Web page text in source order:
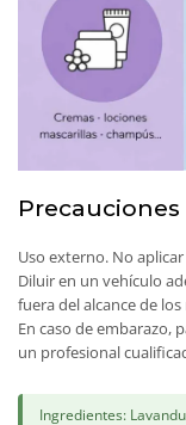
Precauciones
Uso externo. No
Diluir en un vehículo
fuera del alcance de
En caso de embarazo,
un profesional
Ingredientes: